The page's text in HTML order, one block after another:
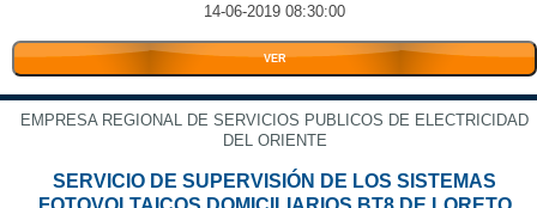
14-06-2019 08:30:00
VER
EMPRESA REGIONAL DE SERVICIOS PUBLICOS DE ELECTRICIDAD
DEL ORIENTE
SERVICIO DE SUPERVISIÓN DE LOS SISTEMAS